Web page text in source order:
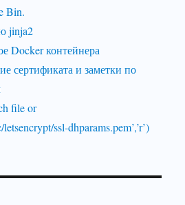
Bin.
jinja2
Docker контейнера
сертификата и заметки по
file or
ssl-dhparams.pem’,’r’)